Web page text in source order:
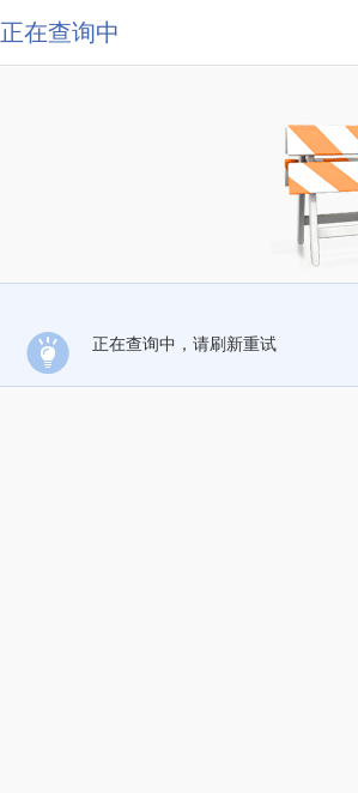
正在查询中
正在查询中，请刷新重试